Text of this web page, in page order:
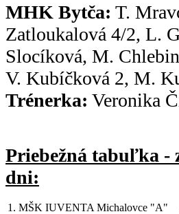
MHK Bytča: T.
Zatloukalová 4/2, L.
Slocíková, M.
V. Kubíčková 2, M.
Trénerka: Veronika
Priebežná tabuľka -
dni:
1. MŠK IUVENTA Michalovce "A"